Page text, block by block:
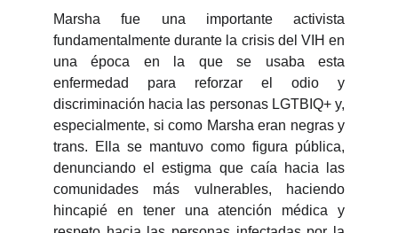
Marsha fue una importante activista
fundamentalmente durante la crisis del VIH en
una época en la que se usaba esta
enfermedad para reforzar el odio y
discriminación hacia las personas LGTBIQ+ y,
especialmente, si como Marsha eran negras y
trans. Ella se mantuvo como figura pública,
denunciando el estigma que caía hacia las
comunidades más vulnerables, haciendo
hincapié en tener una atención médica y